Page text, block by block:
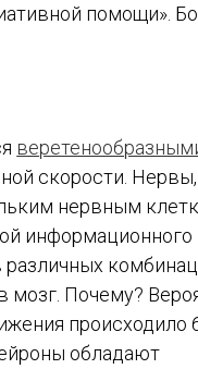
помощи».
скорости. Нервы,
нервным
информационного
Почему?
происходило
обладают